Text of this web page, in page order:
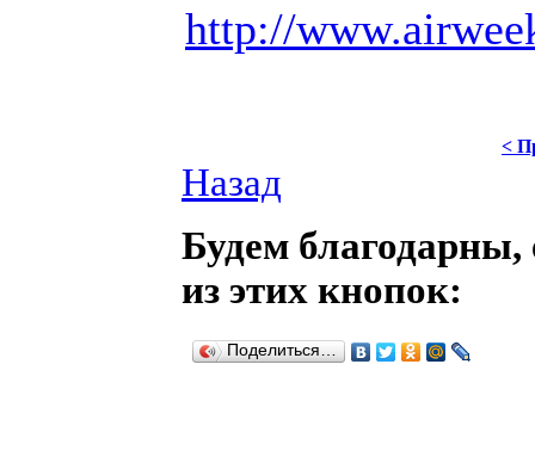
http://
<
Назад
Будем благодарны,
из этих кнопок:
Поделиться…